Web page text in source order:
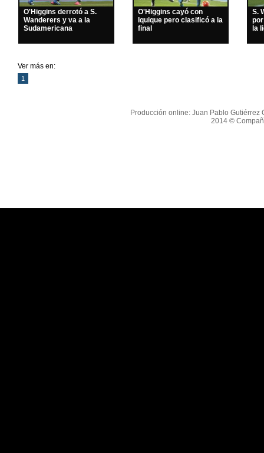
O'Higgins derrotó a S.
Wanderers y va a la
Sudamericana
O'Higgins cayó con
Iquique pero clasificó a la
final
S.
la
Ver más en:
1
Producción online: Juan Pablo Gutiérrez
2014 ©